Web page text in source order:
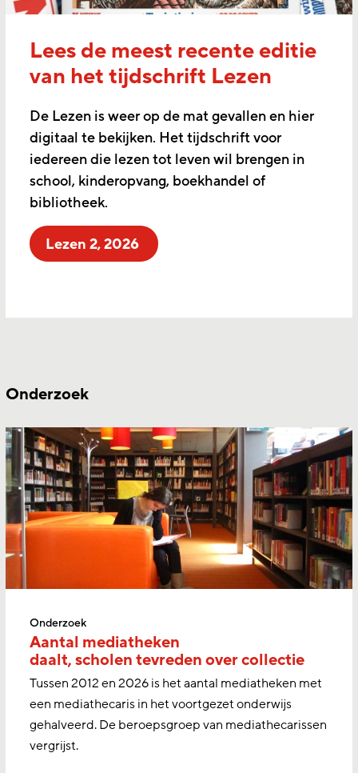
Lees de meest recente editie
van het tijdschrift Lezen
De Lezen is weer op de mat gevallen en hier
digitaal te bekijken. Het tijdschrift voor
iedereen die lezen tot leven wil brengen in
school, kinderopvang, boekhandel of
bibliotheek.
Lezen 2, 2026
Onderzoek
Onderzoek
Aantal mediatheken
daalt, scholen tevreden over collectie
Tussen 2012 en 2026 is het aantal mediatheken met
een mediathecaris in het voortgezet onderwijs
gehalveerd. De beroepsgroep van mediathecarissen
vergrijst.